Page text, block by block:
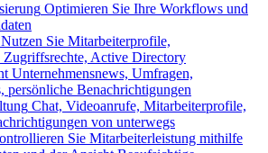
Optimieren Sie Ihre Workflows und
Nutzen Sie Mitarbeiterprofile,
Zugriffsrechte, Active Directory
Unternehmensnews, Umfragen,
persönliche Benachrichtigungen
Chat, Videoanrufe, Mitarbeiterprofile,
von unterwegs
Sie Mitarbeiterleistung mithilfe